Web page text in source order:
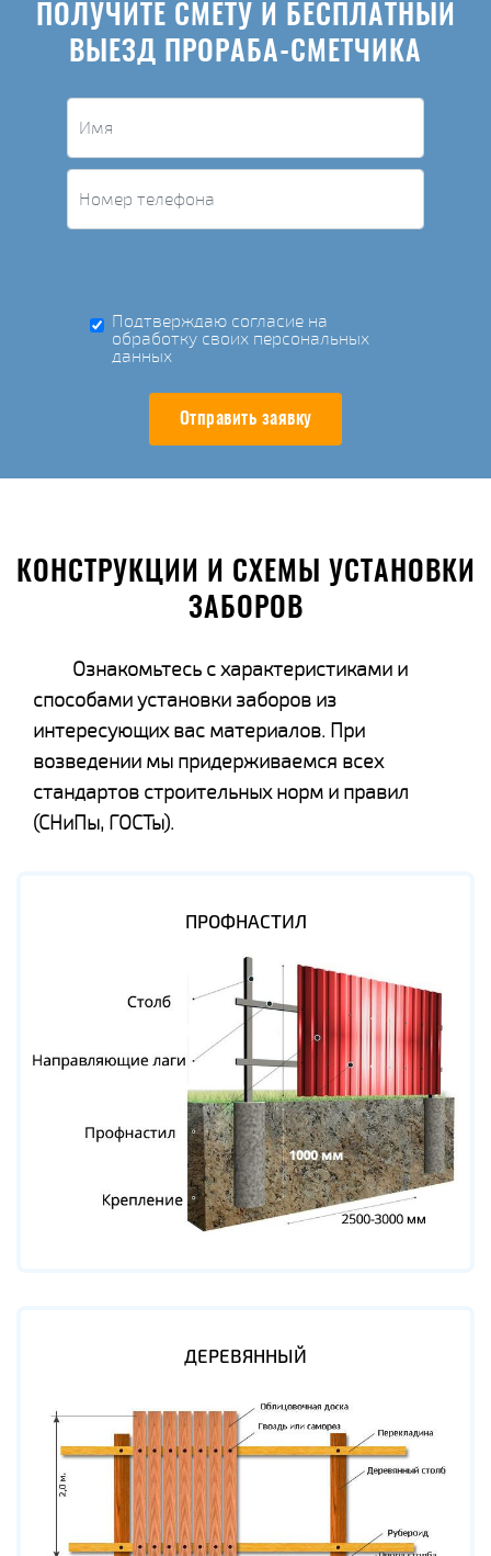
ПОЛУЧИТЕ СМЕТУ И БЕСПЛАТНЫЙ
ВЫЕЗД ПРОРАБА-СМЕТЧИКА
Подтверждаю согласие на
обработку своих персональных
данных
Отправить заявку
КОНСТРУКЦИИ И СХЕМЫ УСТАНОВКИ
ЗАБОРОВ
Ознакомьтесь с характеристиками и
способами установки заборов из
интересующих вас материалов. При
возведении мы придерживаемся всех
стандартов строительных норм и правил
(СНиПы, ГОСТы).
ПРОФНАСТИЛ
ДЕРЕВЯННЫЙ